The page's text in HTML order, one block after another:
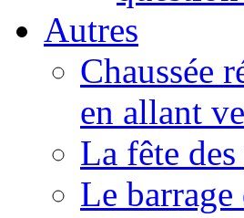
Autres
Chaussée
en allant
La fête
Le